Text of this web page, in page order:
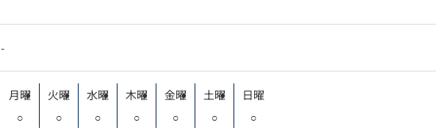
-
月曜
○
火曜
○
水曜
○
木曜
○
金曜
○
土曜
○
日曜
○